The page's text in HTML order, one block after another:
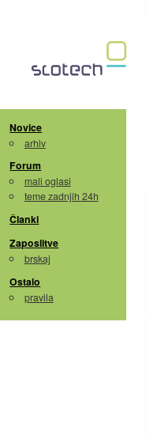
Novice
arhiv
Forum
mali oglasi
teme zadnjih 24h
Članki
Zaposlitve
brskaj
Ostalo
pravila